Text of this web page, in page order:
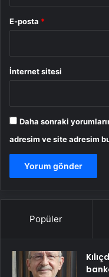
E-posta *
İnternet sitesi
Daha sonraki
adresim ve site adresim
Popüler